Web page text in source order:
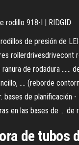
rodillo 918-I | RIDGID
de presión de
rollerdrivesdrivecont
de rodadura ......
.... (reborde
bases de planificación
en las bases de ...
de tubos